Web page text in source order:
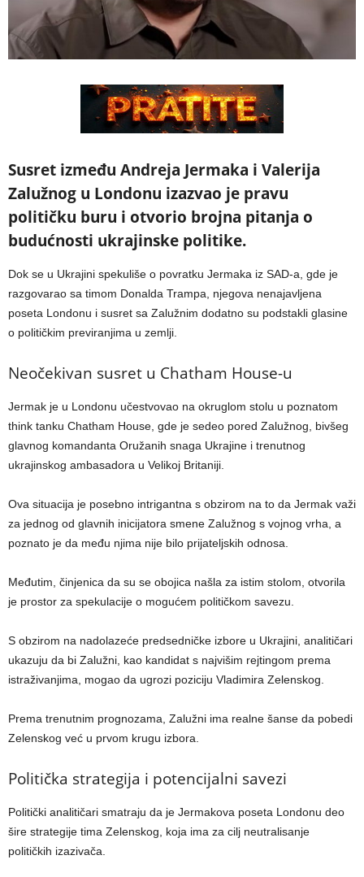
Susret između Andreja Jermaka i Valerija
Zalužnog u Londonu izazvao je pravu
političku buru i otvorio brojna pitanja o
budućnosti ukrajinske politike.
Dok se u Ukrajini spekuliše o povratku Jermaka iz SAD-a, gde je
razgovarao sa timom Donalda Trampa, njegova nenajavljena
poseta Londonu i susret sa Zalužnim dodatno su podstakli glasine
o političkim previranjima u zemlji.
Neočekivan susret u Chatham House-u
Jermak je u Londonu učestvovao na okruglom stolu u poznatom
think tanku Chatham House, gde je sedeo pored Zalužnog, bivšeg
glavnog komandanta Oružanih snaga Ukrajine i trenutnog
ukrajinskog ambasadora u Velikoj Britaniji.
Ova situacija je posebno intrigantna s obzirom na to da Jermak važi
za jednog od glavnih inicijatora smene Zalužnog s vojnog vrha, a
poznato je da među njima nije bilo prijateljskih odnosa.
Međutim, činjenica da su se obojica našla za istim stolom, otvorila
je prostor za spekulacije o mogućem političkom savezu.
S obzirom na nadolazeće predsedničke izbore u Ukrajini, analitičari
ukazuju da bi Zalužni, kao kandidat s najvišim rejtingom prema
istraživanjima, mogao da ugrozi poziciju Vladimira Zelenskog.
Prema trenutnim prognozama, Zalužni ima realne šanse da pobedi
Zelenskog već u prvom krugu izbora.
Politička strategija i potencijalni savezi
Politički analitičari smatraju da je Jermakova poseta Londonu deo
šire strategije tima Zelenskog, koja ima za cilj neutralisanje
političkih izazivača.